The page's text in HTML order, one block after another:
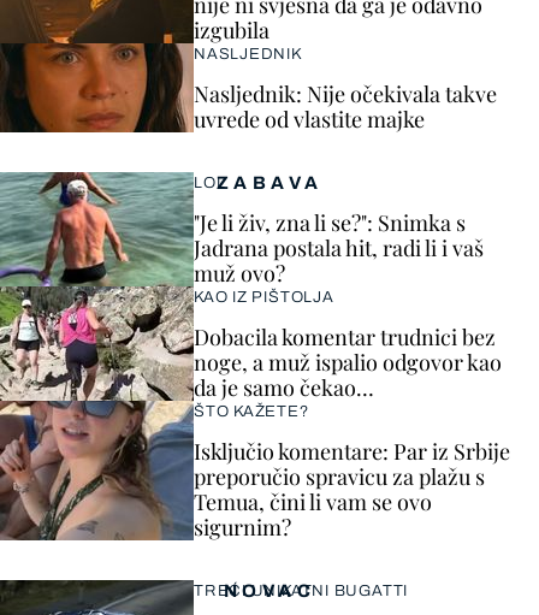
ZABAVA
LOL
"Je li živ, zna li se?": Snimka s
Jadrana postala hit, radi li i vaš
muž ovo?
KAO IZ PIŠTOLJA
Dobacila komentar trudnici bez
noge, a muž ispalio odgovor kao
da je samo čekao…
ŠTO KAŽETE?
Isključio komentare: Par iz Srbije
preporučio spravicu za plažu s
Temua, čini li vam se ovo
sigurnim?
izgubila
NASLJEDNIK
Nasljednik: Nije očekivala takve
uvrede od vlastite majke
NOVAC
TREĆI UNIKATNI BUGATTI